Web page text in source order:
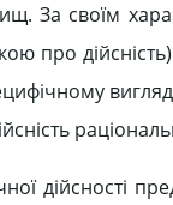
За своїм
про
дійсності